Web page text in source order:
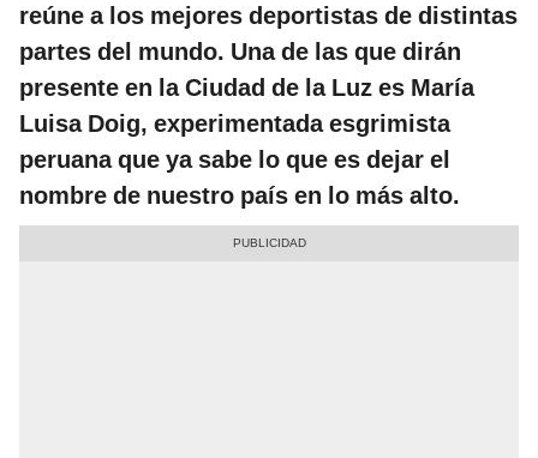
reúne a los mejores deportistas de distintas
partes del mundo. Una de las que dirán
presente en la Ciudad de la Luz es María
Luisa Doig, experimentada esgrimista
peruana que ya sabe lo que es dejar el
nombre de nuestro país en lo más alto.